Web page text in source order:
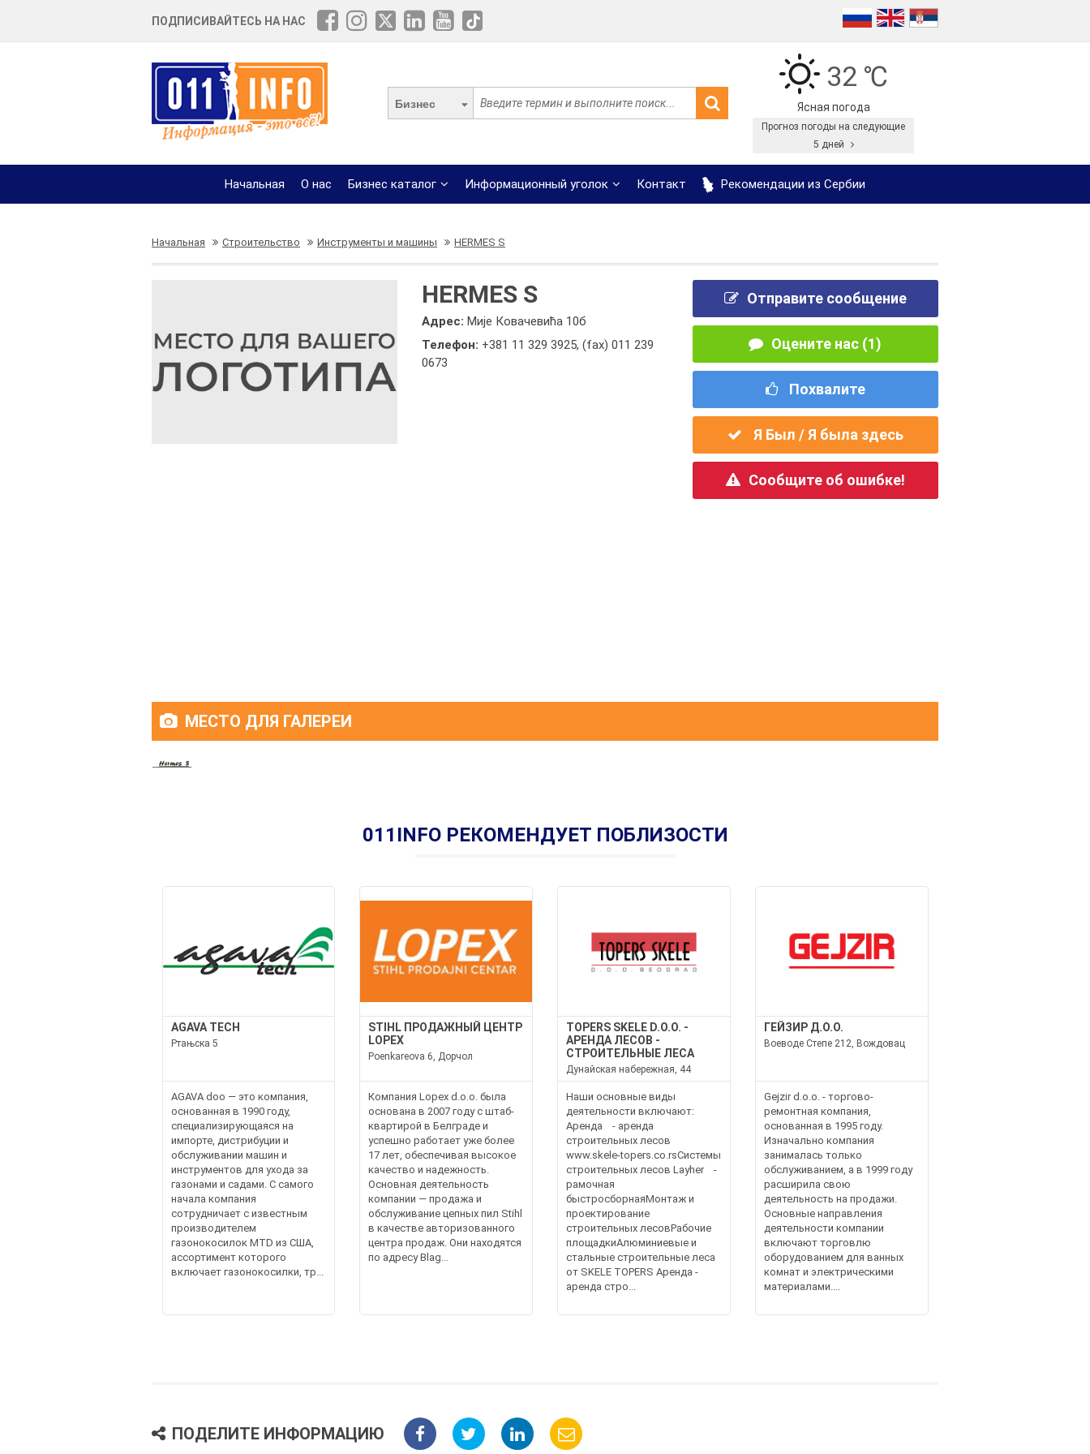
ПОДПИСИВАЙТЕСЬ НА НАС
Бизнес
32 ℃
Ясная погода
Прогноз погоды на следующие
5 дней
Начальная О нас Бизнес каталог Информационный уголок Контакт Рекомендации из Сербии
Начальная Строительство Инструменты и машины HERMES S
HERMES S
Адрес:Мије Ковачевића 10б
Телефон: +381 11 329 3925,(fax) 011 239
0673
Отправите сообщение
Оцените нас (1)
Похвалите
Я Был / Я была здесь
Сообщите об ошибке!
МЕСТО ДЛЯ ГАЛЕРЕИ
011INFO РЕКОМЕНДУЕТ ПОБЛИЗОСТИ
AGAVA TECH
Ртањска 5
AGAVA doo — это компания,
основанная в 1990 году,
специализирующаяся на
импорте, дистрибуции и
обслуживании машин и
инструментов для ухода за
газонами и садами. С самого
начала компания
сотрудничает с известным
производителем
газонокосилок MTD из США,
ассортимент которого
включает газонокосилки, тр...
STIHL ПРОДАЖНЫЙ ЦЕНТР
LOPEX
Poenkareova 6, Дорчол
Компания Lopex d.o.o. была
основана в 2007 году с штаб-
квартирой в Белграде и
успешно работает уже более
17 лет, обеспечивая высокое
качество и надежность.
Основная деятельность
компании — продажа и
обслуживание цепных пил Stihl
в качестве авторизованного
центра продаж. Они находятся
по адресу Blag...
TOPERS SKELE D.O.O. -
АРЕНДА ЛЕСОВ -
СТРОИТЕЛЬНЫЕ ЛЕСА
Дунайская набережная, 44
Наши основные виды
деятельности включают:
Аренда - аренда
строительных лесов
www.skele-topers.co.rsСистемы
строительных лесов Layher -
рамочная
быстросборнаяМонтаж и
проектирование
строительных лесовРабочие
площадкиАлюминиевые и
стальные строительные леса
от SKELE TOPERS Аренда -
аренда стро...
ГЕЙЗИР Д.О.О.
Воеводе Степе 212, Вождовац
Gejzir d.o.o. - торгово-
ремонтная компания,
основанная в 1995 году.
Изначально компания
занималась только
обслуживанием, а в 1999 году
расширила свою
деятельность на продажи.
Основные направления
деятельности компании
включают торговлю
оборудованием для ванных
комнат и электрическими
материалами....
ПОДЕЛИТЕ ИНФОРМАЦИЮ